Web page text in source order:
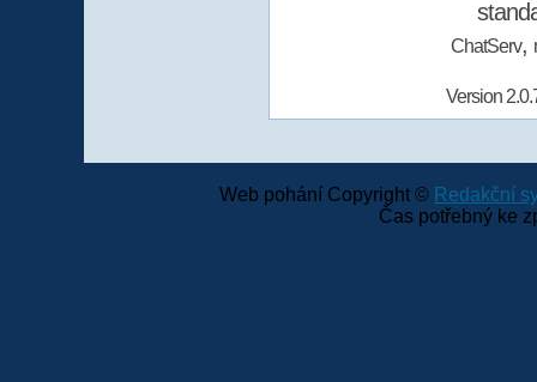
ChatServ,
Version
Web pohání Copyright © Redakční
Čas potřebný ke